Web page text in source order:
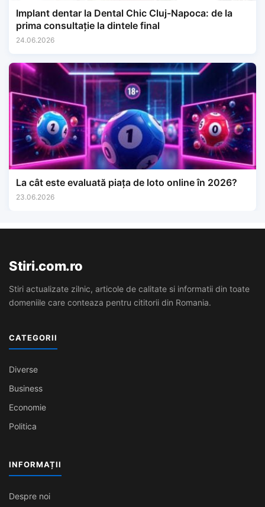
Implant dentar la Dental Chic Cluj-Napoca: de la
prima consultație la dintele final
24.06.2026
La cât este evaluată piața de loto online în 2026?
23.06.2026
Stiri.com.ro
Stiri actualizate zilnic, articole de calitate si informatii din toate
domeniile care conteaza pentru cititorii din Romania.
CATEGORII
Diverse
Business
Economie
Politica
INFORMAȚII
Despre noi